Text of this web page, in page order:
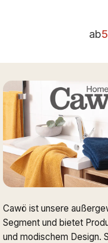
ab
Cawö ist unsere
Segment und bietet
und modischem Design.